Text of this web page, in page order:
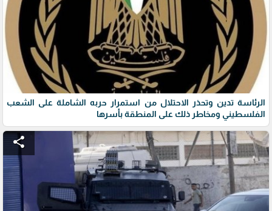
الرئاسة تدين وتحذر الاحتلال من استمرار حربه الشاملة على الشعب
الفلسطيني ومخاطر ذلك على المنطقة بأسرها
share